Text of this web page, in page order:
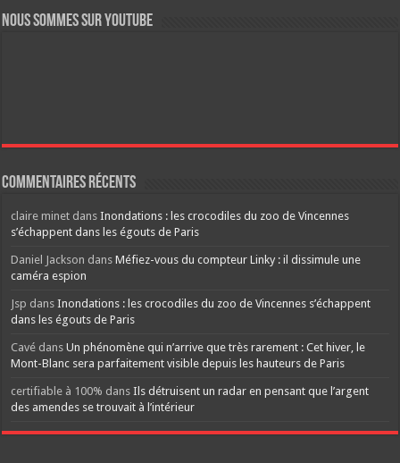
Nous sommes sur YouTube
Commentaires récents
claire minet dansInondations : les crocodiles du zoo de Vincennes
s’échappent dans les égouts de Paris
Daniel Jackson dansMéfiez-vous du compteur Linky : il dissimule une
caméra espion
Jsp dansInondations : les crocodiles du zoo de Vincennes s’échappent
dans les égouts de Paris
Cavé dansUn phénomène qui n’arrive que très rarement : Cet hiver, le
Mont-Blanc sera parfaitement visible depuis les hauteurs de Paris
certifiable à 100% dansIls détruisent un radar en pensant que l’argent
des amendes se trouvait à l’intérieur